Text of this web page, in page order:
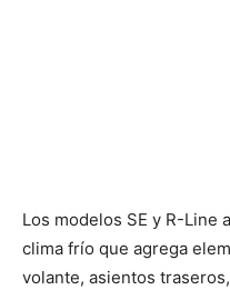
Los modelos SE y R-Line
clima frío que agrega
volante, asientos